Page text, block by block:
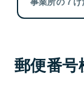
郵便番